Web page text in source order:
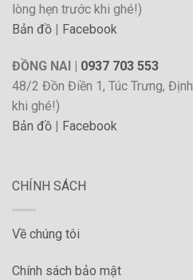
lòng hẹn trước khi ghé!)
Bản đồ | Facebook
ĐỒNG NAI | 0937 703 553
48/2 Đồn Điền 1, Túc Trưng,
khi ghé!)
Bản đồ | Facebook
CHÍNH SÁCH
Về chúng tôi
Chính sách bảo mật